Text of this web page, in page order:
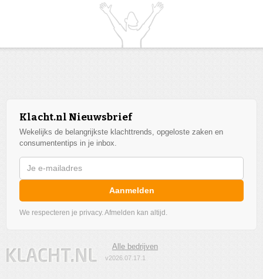
Klacht.nl Nieuwsbrief
Wekelijks de belangrijkste klachttrends, opgeloste zaken en
consumententips in je inbox.
Aanmelden
We respecteren je privacy. Afmelden kan altijd.
Alle bedrijven
v2026.07.17.1